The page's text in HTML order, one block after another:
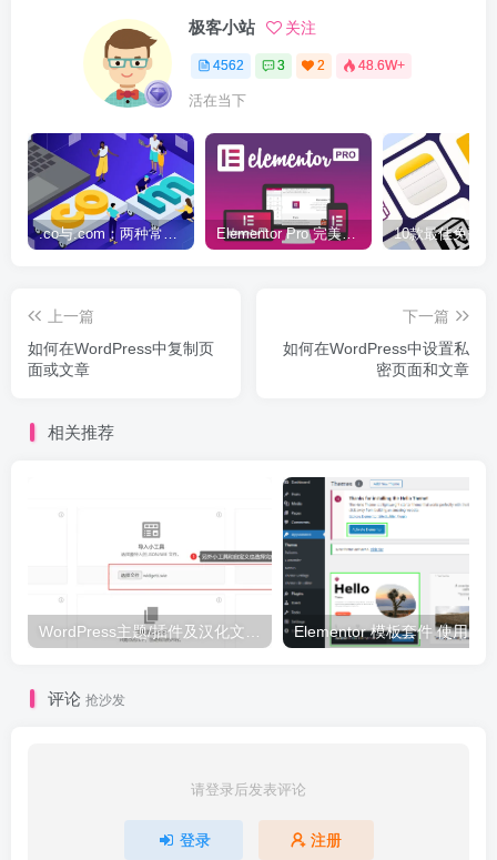
极客小站 关注
4562 3 2 48.6W+
活在当下
Elementor Pro 完美汉化中文版（含全套模板）|可视化编辑页面自定义设计WordPress插件
上一篇
如何在WordPress中复制页
面或文章
下一篇
如何在WordPress中设置私
密页面和文章
相关推荐
评论 抢沙发
请登录后发表评论
登录 注册